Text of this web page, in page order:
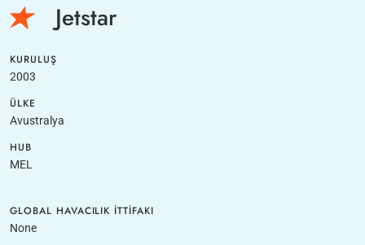
Jetstar
KURULUŞ
2003
ÜLKE
Avustralya
HUB
MEL
GLOBAL HAVACILIK İTTIFAKI
None